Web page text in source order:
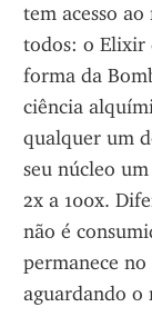
tem acesso
todos: o Elixir
forma da
ciência
qualquer um
seu núcleo
2x a 100x.
não é
permanece
aguardando o